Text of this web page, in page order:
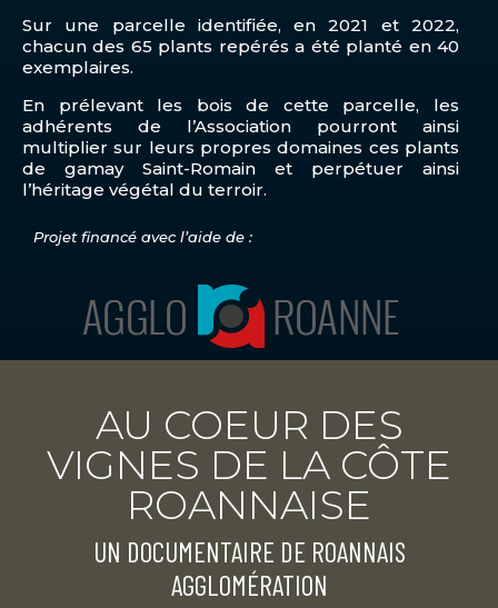
Sur une parcelle identifiée, en 2021 et 2022,
chacun des 65 plants repérés a été planté en 40
exemplaires.
En prélevant les bois de cette parcelle, les
adhérents de l’Association pourront ainsi
multiplier sur leurs propres domaines ces plants
de gamay Saint-Romain et perpétuer ainsi
l’héritage végétal du terroir.
Projet financé avec l’aide de :
AU COEUR DES
VIGNES DE LA CÔTE
ROANNAISE
UN DOCUMENTAIRE DE ROANNAIS
AGGLOMÉRATION